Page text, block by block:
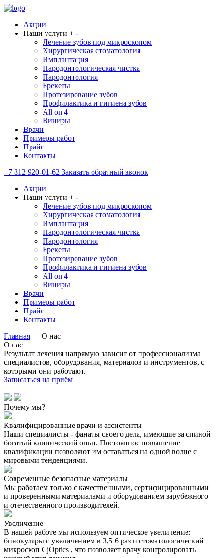
Акции
Наши услуги + -
Лечение зубов под микроскопом
Хирургическая стоматология
Имплантация
Пародонтологическая чистка
Пародонтология
Брекеты
Протезирование зубов
Профилактика и гигиена зубов
All on 4
Виниры
Врачи
Примеры работ
Прайс
Контакты
+7 812 920-01-62 Заказать обратный звонок
Акции
Наши услуги + -
Лечение зубов под микроскопом
Хирургическая стоматология
Имплантация
Пародонтологическая чистка
Пародонтология
Брекеты
Протезирование зубов
Профилактика и гигиена зубов
All on 4
Виниры
Врачи
Примеры работ
Прайс
Контакты
Главная — О нас
О нас
Результат лечения напрямую зависит от профессионализма
специалистов, оборудования, материалов и инструментов, с
которыми они работают.
Записаться на приём
Почему мы?
Квалифицированные врачи и ассистенты
Наши специалисты - фанаты своего дела, имеющие за спиной
богатый клинический опыт. Постоянное повышение
квалификации позволяют им оставаться на одной волне с
мировыми тенденциями.
Современные безопасные материалы
Мы работаем только с качественными, сертифицированными
и проверенными материалами и оборудованием зарубежного
и отечественного производителей.
Увеличение
В нашей работе мы используем оптическое увеличение:
бинокуляры с увеличением в 3,5-6 раз и стоматологический
микроскоп CjOptics , что позволяет врачу контролировать